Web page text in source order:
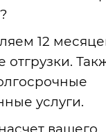
12
отгрузки.
услуги.